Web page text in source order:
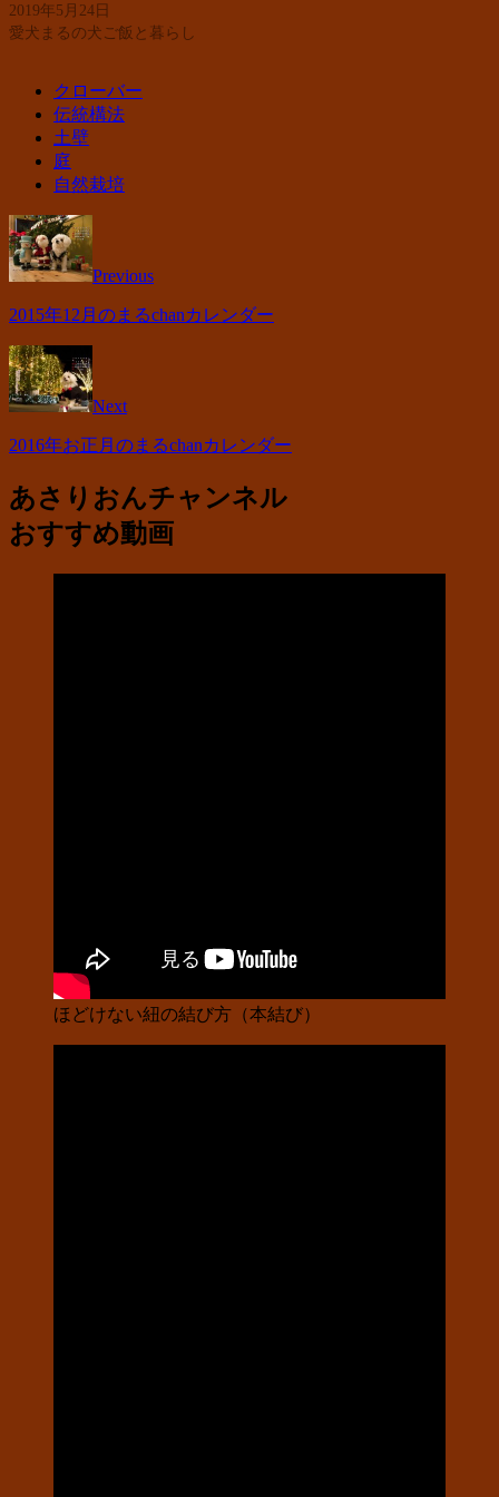
2019年5月24日
愛犬まるの犬ご飯と暮らし
クローバー
伝統構法
土壁
庭
自然栽培
Previous
2015年12月のまるchanカレンダー
Next
2016年お正月のまるchanカレンダー
あさりおんチャンネル
おすすめ動画
ほどけない紐の結び方（本結び）